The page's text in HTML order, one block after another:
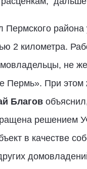
Пермского
2 километра.
не
Пермь». При
Благов
в качестве